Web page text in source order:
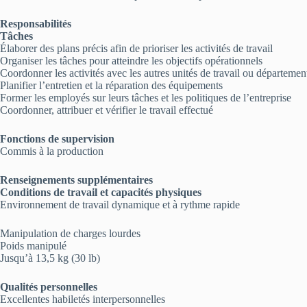
Responsabilités
Tâches
Élaborer des plans précis afin de prioriser les activités de travail
Organiser les tâches pour atteindre les objectifs opérationnels
Coordonner les activités avec les autres unités de travail ou
Planifier l’entretien et la réparation des équipements
Former les employés sur leurs tâches et les politiques de l’entreprise
Coordonner, attribuer et vérifier le travail effectué
Fonctions de supervision
Commis à la production
Renseignements supplémentaires
Conditions de travail et capacités physiques
Environnement de travail dynamique et à rythme rapide
Manipulation de charges lourdes
Poids manipulé
Jusqu’à 13,5 kg (30 lb)
Qualités personnelles
Excellentes habiletés interpersonnelles